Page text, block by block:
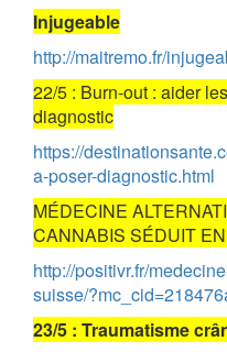
Injugeable
http://maitremo.fr/
22/5 : Burn-out : aider
diagnostic
https://
a-poser-diagnostic.html
MÉDECINE
CANNABIS SÉDUIT
http://positivr.fr/
suisse/
23/5 : Traumatisme